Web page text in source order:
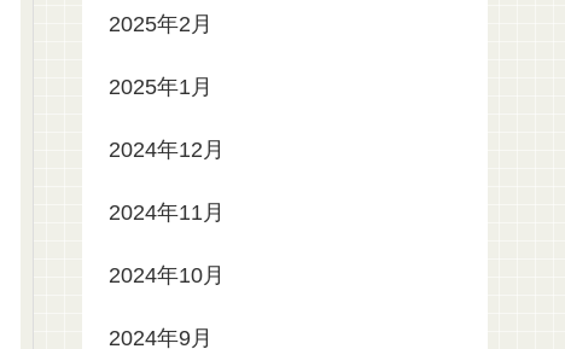
2025年2月
2025年1月
2024年12月
2024年11月
2024年10月
2024年9月